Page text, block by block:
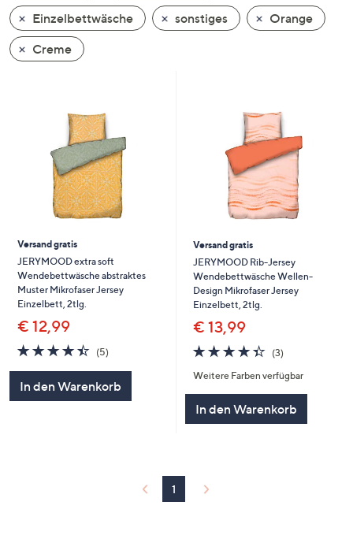
wischen
Sie
auf
anzuzeigen.
Einzelbettwäsche
sonstiges
Orange
Creme
Versand gratis
JERYMOOD extra soft
Wendebettwäsche abstraktes
Muster Mikrofaser Jersey
Einzelbett, 2tlg.
€ 12,99
4.4
von
(5)5
In den Warenkorb
Versand gratis
JERYMOOD Rib-Jersey
Wendebettwäsche Wellen-
Design Mikrofaser Jersey
Einzelbett, 2tlg.
€ 13,99
4.3
von
5
(3)3
Weitere Farben verfügbar
In den Warenkorb
1